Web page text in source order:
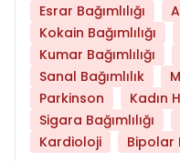
Esrar Bağımlılığı
Kokain Bağımlılığı
Kumar Bağımlılığı
Sanal Bağımlılık
Parkinson
Kadın
Sigara Bağımlılığı
Kardioloji
Bipolar